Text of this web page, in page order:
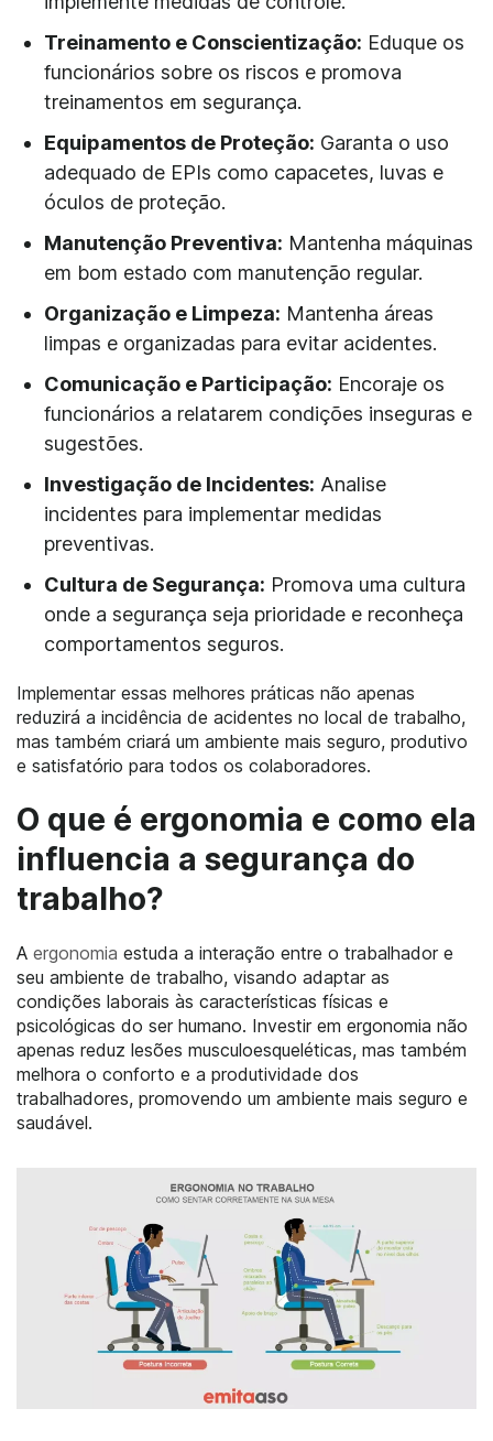
Treinamento e Conscientização: Eduque os
funcionários sobre os riscos e promova
treinamentos em segurança.
Equipamentos de Proteção: Garanta o uso
adequado de EPIs como capacetes, luvas e
óculos de proteção.
Manutenção Preventiva: Mantenha máquinas
em bom estado com manutenção regular.
Organização e Limpeza: Mantenha áreas
limpas e organizadas para evitar acidentes.
Comunicação e Participação: Encoraje os
funcionários a relatarem condições inseguras e
sugestões.
Investigação de Incidentes: Analise
incidentes para implementar medidas
preventivas.
Cultura de Segurança: Promova uma cultura
onde a segurança seja prioridade e reconheça
comportamentos seguros.
Implementar essas melhores práticas não apenas
reduzirá a incidência de acidentes no local de trabalho,
mas também criará um ambiente mais seguro, produtivo
e satisfatório para todos os colaboradores.
O que é ergonomia e como ela
influencia a segurança do
trabalho?
A ergonomia estuda a interação entre o trabalhador e
seu ambiente de trabalho, visando adaptar as
condições laborais às características físicas e
psicológicas do ser humano. Investir em ergonomia não
apenas reduz lesões musculoesqueléticas, mas também
melhora o conforto e a produtividade dos
trabalhadores, promovendo um ambiente mais seguro e
saudável.